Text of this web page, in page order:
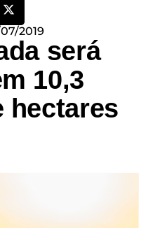
2019
será
10,3
hectares